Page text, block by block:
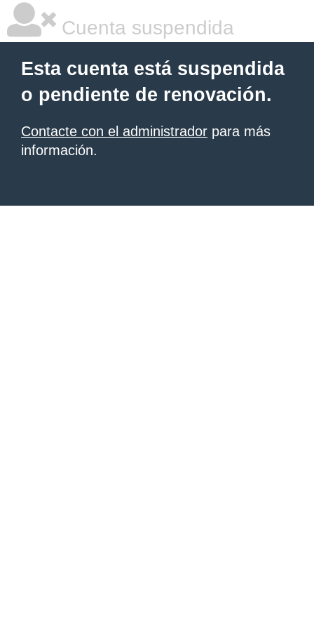
Cuenta suspendida
Esta cuenta está suspendida
o pendiente de renovación.
Contacte con el administrador para más
información.